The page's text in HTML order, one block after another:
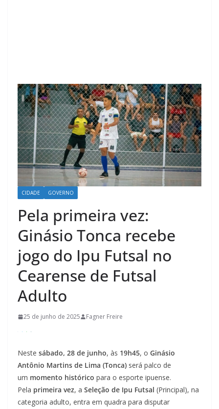
CIDADE GOVERNO
Pela primeira vez:
Ginásio Tonca recebe
jogo do Ipu Futsal no
Cearense de Futsal
Adulto
25 de junho de 2025 Fagner Freire
Neste sábado, 28 de junho, às 19h45, o Ginásio
Antônio Martins de Lima (Tonca) será palco de
um momento histórico para o esporte ipuense.
Pela primeira vez, a Seleção de Ipu Futsal (Principal), na
categoria adulto, entra em quadra para disputar